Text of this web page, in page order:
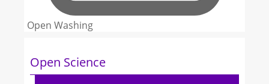
Open Washing
Open Science